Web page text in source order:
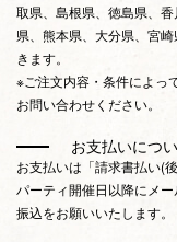
取県、島根県、徳島県、
県、熊本県、大分県、宮
きます。
※ご注文内容・条件によっ
お問い合わせください。
お支払いにつ
お支払いは「請求書払い(
パーティ開催日以降にメ
振込をお願いいたします。